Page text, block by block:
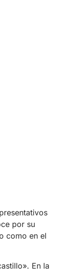
por su
como en el
En la